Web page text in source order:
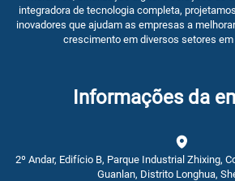
integradora de tecnologia completa,
inovadores que ajudam as empresas a
crescimento em diversos setores em
Informações da
2º Andar, Edifício B, Parque Industrial Zhixing,
Guanlan, Distrito Longhua,